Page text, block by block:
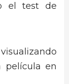
el test de
película en